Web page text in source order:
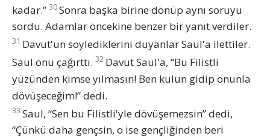
kadar.” 30Sonra başka birine dönüp aynı soruyu
sordu. Adamlar öncekine benzer bir yanıt verdiler.
31 Davut'un söylediklerini duyanlar Saul'a ilettiler.
Saul onu çağırttı. 32 Davut Saul'a, “Bu Filistli
yüzünden kimse yılmasın! Ben kulun gidip onunla
dövüşeceğim!” dedi.
33 Saul, “Sen bu Filistli'yle dövüşemezsin” dedi,
“Çünkü daha gençsin, o ise gençliğinden beri